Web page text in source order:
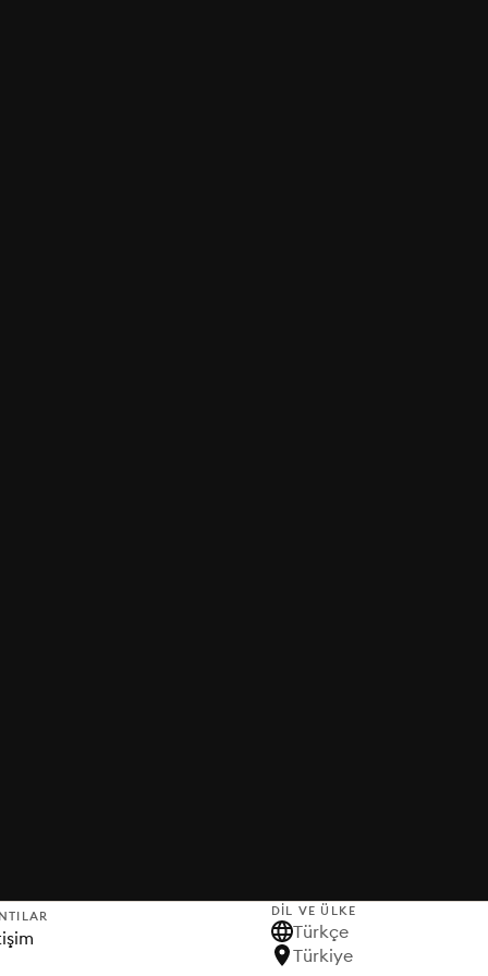
DIL VE ÜLKE
Türkçe
Türkiye